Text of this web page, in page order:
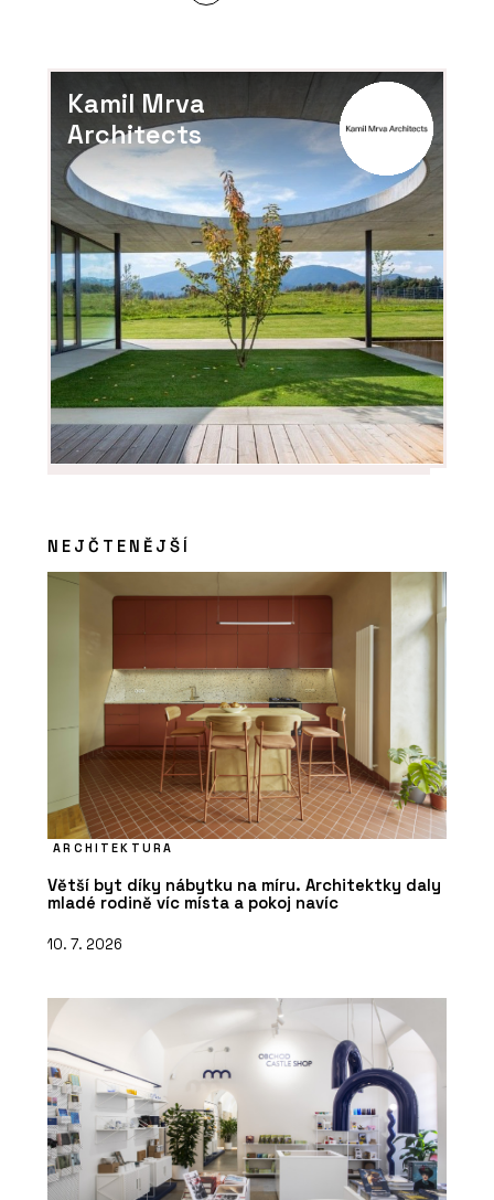
PRODUKTY
Systém pro instalaci teplé a studené
pitné vody RAUTITAN - REHAU
PRODUKTY
Kamil Mrva
Architects
NEJČTENĚJŠÍ
ARCHITEKTURA
Větší byt díky nábytku na míru. Architektky daly
mladé rodině víc místa a pokoj navíc
10. 7. 2026